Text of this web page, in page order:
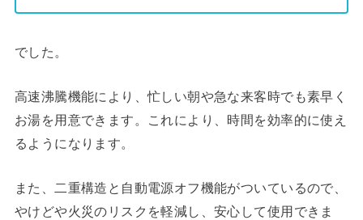
でした。
高速沸騰機能により、忙しい朝や急な来客時でも素早く
お湯を用意できます。これにより、時間を効率的に使え
るようになります。
また、二重構造と自動電源オフ機能がついているので、
やけどや火災のリスクを軽減し、安心して使用できま